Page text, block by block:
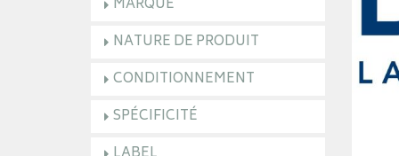
NATURE DE PRODUIT
CONDITIONNEMENT
SPÉCIFICITÉ